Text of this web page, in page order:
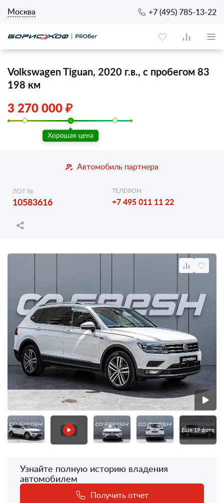
Москва +7 (495) 785-13-22
Volkswagen Tiguan, 2020 г.в., с пробегом 83
198 км
3 270 000 ₽
Автомобиль партнера
ЛОТ №
10583616
ТЕЛЕФОН:
+7 495 011 11 22
Еще 19 фото
Узнайте полную историю владения
автомобилем
Получить отчет